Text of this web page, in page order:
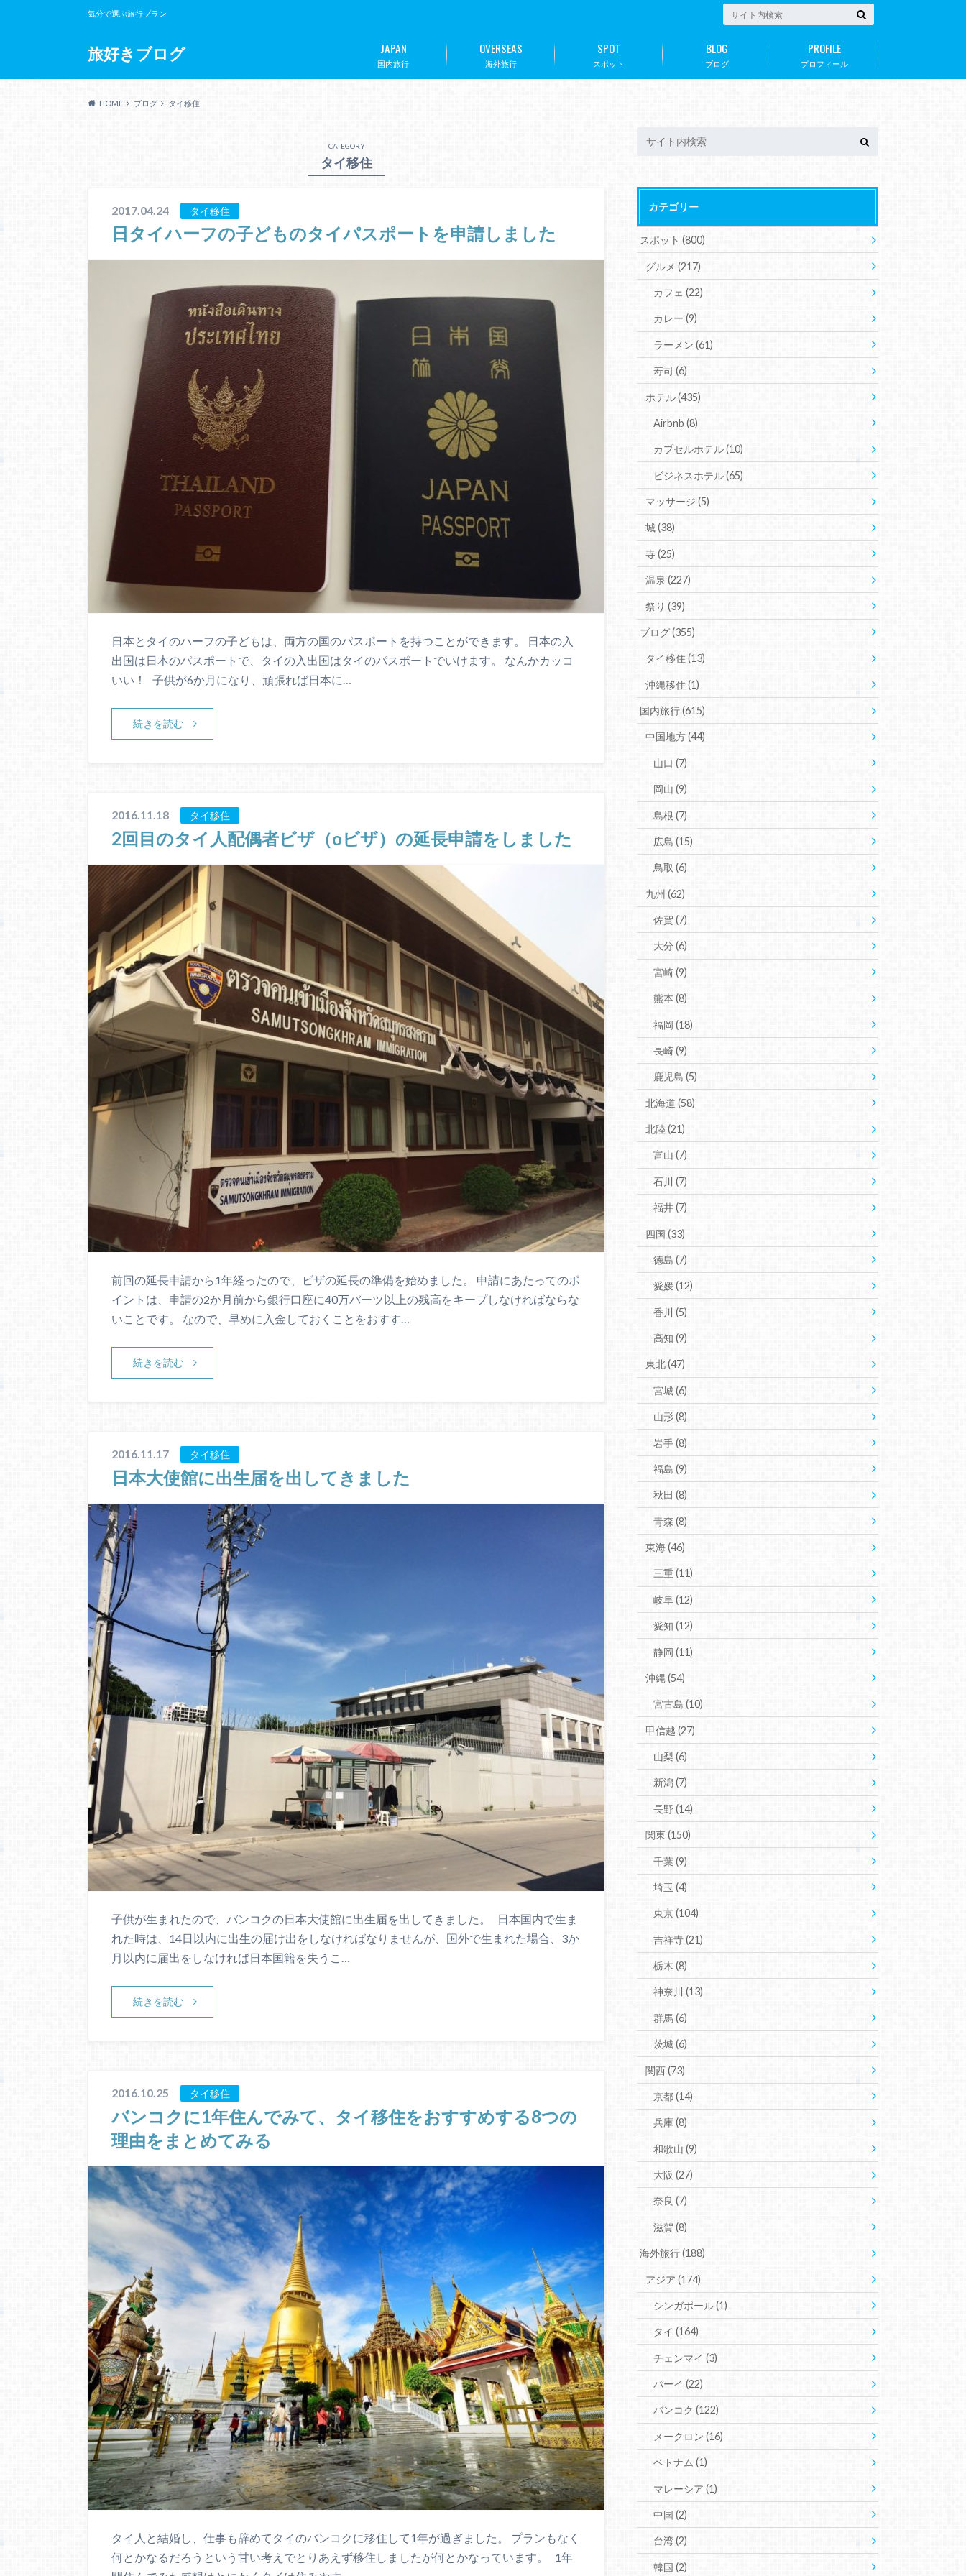
旅好きブログ
気分で選ぶ旅行プラン
国内旅行
JAPAN
海外旅行
OVERSEAS
スポット
SPOT
ブログ
BLOG
プロフィール
PROFILE
HOME ブログ タイ移住
CATEGORY
タイ移住
2017.04.24 タイ移住
日タイハーフの子どものタイパスポートを申請しました
日本とタイのハーフの子どもは、両方の国のパスポートを持つことができます。 日本の入
出国は日本のパスポートで、タイの入出国はタイのパスポートでいけます。 なんかカッコ
いい！ 子供が6か月になり、頑張れば日本に…
続きを読む
2016.11.18 タイ移住
2回目のタイ人配偶者ビザ（oビザ）の延長申請をしました
前回の延長申請から1年経ったので、ビザの延長の準備を始めました。 申請にあたってのポ
イントは、申請の2か月前から銀行口座に40万バーツ以上の残高をキープしなければならな
いことです。 なので、早めに入金しておくことをおすす…
続きを読む
2016.11.17 タイ移住
日本大使館に出生届を出してきました
子供が生まれたので、バンコクの日本大使館に出生届を出してきました。 日本国内で生ま
れた時は、14日以内に出生の届け出をしなければなりませんが、国外で生まれた場合、3か
月以内に届出をしなければ日本国籍を失うこ…
続きを読む
2016.10.25 タイ移住
バンコクに1年住んでみて、タイ移住をおすすめする8つの
理由をまとめてみる
タイ人と結婚し、仕事も辞めてタイのバンコクに移住して1年が過ぎました。 プランもなく
何とかなるだろうという甘い考えでとりあえず移住しましたが何とかなっています。 1年
カテゴリー
スポット(800)
グルメ (217)
カフェ(22)
カレー(9)
ラーメン(61)
寿司(6)
ホテル(435)
Airbnb(8)
カプセルホテル(10)
ビジネスホテル(65)
マッサージ (5)
城(38)
寺(25)
温泉 (227)
祭り (39)
ブログ(355)
タイ移住 (13)
沖縄移住 (1)
国内旅行(615)
中国地方(44)
山口(7)
岡山(9)
島根(7)
広島(15)
鳥取(6)
九州 (62)
佐賀(7)
大分(6)
宮崎(9)
熊本(8)
福岡(18)
長崎(9)
鹿児島(5)
北海道 (58)
北陸(21)
富山(7)
石川(7)
福井(7)
四国 (33)
徳島(7)
愛媛(12)
香川(5)
高知(9)
東北(47)
宮城(6)
山形(8)
岩手(8)
福島(9)
秋田(8)
青森(8)
東海(46)
三重(11)
岐阜(12)
愛知(12)
静岡(11)
沖縄 (54)
宮古島(10)
甲信越 (27)
山梨(6)
新潟(7)
長野(14)
関東 (150)
千葉(9)
埼玉(4)
東京(104)
吉祥寺(21)
栃木(8)
神奈川(13)
群馬(6)
茨城(6)
関西(73)
京都(14)
兵庫(8)
和歌山(9)
大阪(27)
奈良(7)
滋賀(8)
海外旅行(188)
アジア (174)
シンガポール(1)
タイ(164)
チェンマイ(3)
パーイ(22)
バンコク(122)
メークロン(16)
ベトナム(1)
マレーシア(1)
中国(2)
台湾(2)
韓国(2)